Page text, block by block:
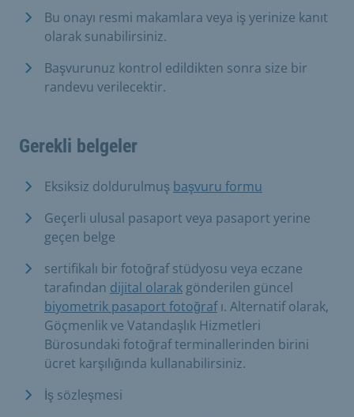
Bu onayı resmi makamlara veya iş yerinize kanıt
olarak sunabilirsiniz.
Başvurunuz kontrol edildikten sonra size bir
randevu verilecektir.
Gerekli belgeler
Eksiksiz doldurulmuş başvuru formu
Geçerli ulusal pasaport veya pasaport yerine
geçen belge
sertifikalı bir fotoğraf stüdyosu veya eczane
tarafından dijital olarak gönderilen güncel
biyometrik pasaport fotoğrafı. Alternatif olarak,
Göçmenlik ve Vatandaşlık Hizmetleri
Bürosundaki fotoğraf terminallerinden birini
ücret karşılığında kullanabilirsiniz.
İş sözleşmesi